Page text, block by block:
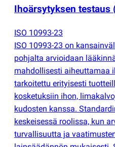
Ihoärsytyksen testaus
ISO 10993-23
ISO 10993-23 on
pohjalta arvioidaan
mahdollisesti aiheuttamaa
tarkoitettu erityisesti
kosketuksiin ihon,
kudosten kanssa.
keskeisessä roolissa, kun
turvallisuutta ja